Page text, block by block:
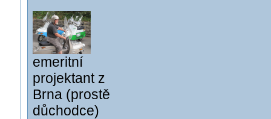
emeritní
projektant z
Brna (prostě
důchodce)